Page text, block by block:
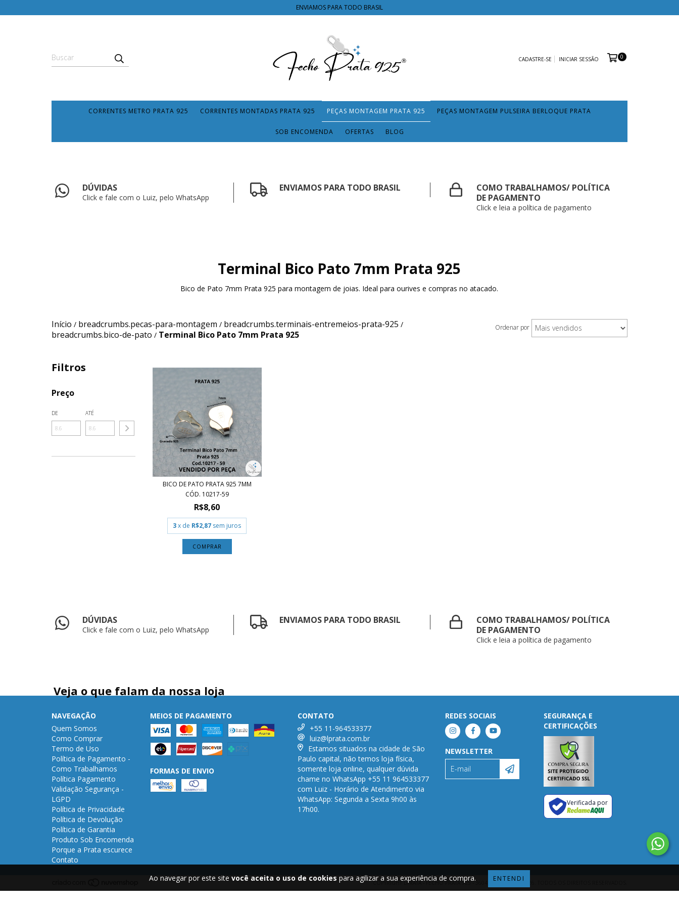
Ao navegar por este site você aceita o uso de cookies para agilizar a sua experiência de compra. ENTENDI
ENVIAMOS PARA TODO BRASIL
CADASTRE-SE INICIAR SESSÃO 0
CORRENTES METRO PRATA 925 CORRENTES MONTADAS PRATA 925 PEÇAS MONTAGEM PRATA 925 PEÇAS MONTAGEM PULSEIRA BERLOQUE PRATA
SOB ENCOMENDA OFERTAS BLOG
DÚVIDAS
Click e fale com o Luiz, pelo WhatsApp
ENVIAMOS PARA TODO BRASIL
COMO TRABALHAMOS/ POLÍTICA
DE PAGAMENTO
Click e leia a política de pagamento
Terminal Bico Pato 7mm Prata 925
Bico de Pato 7mm Prata 925 para montagem de joias. Ideal para ourives e compras no atacado.
Início / breadcrumbs.pecas-para-montagem / breadcrumbs.terminais-entremeios-prata-925 /
breadcrumbs.bico-de-pato / Terminal Bico Pato 7mm Prata 925
Ordenar por
Filtros
Preço
DE ATÉ
BICO DE PATO PRATA 925 7MM
CÓD. 10217-59
R$8,60
3x de R$2,87 sem juros
DÚVIDAS
Click e fale com o Luiz, pelo WhatsApp
ENVIAMOS PARA TODO BRASIL
COMO TRABALHAMOS/ POLÍTICA
DE PAGAMENTO
Click e leia a política de pagamento
Veja o que falam da nossa loja
NAVEGAÇÃO
Quem Somos
Como Comprar
Termo de Uso
Política de Pagamento -
Como Trabalhamos
Política Pagamento
Validação Segurança -
LGPD
Política de Privacidade
Política de Devolução
Política de Garantia
Produto Sob Encomenda
Porque a Prata escurece
Contato
MEIOS DE PAGAMENTO
FORMAS DE ENVIO
CONTATO
+55 11-964533377
luiz@lprata.com.br
Estamos situados na cidade de São
Paulo capital, não temos loja física,
somente loja online, qualquer dúvida
chame no WhatsApp +55 11 964533377
com Luiz - Horário de Atendimento via
WhatsApp: Segunda a Sexta 9h00 às
17h00.
REDES SOCIAIS
NEWSLETTER
SEGURANÇA E
CERTIFICAÇÕES
Verificada por
COPYRIGHT LPRATA - FECHO PRATA 925 - 36043878000151 - 2026. TODOS OS DIREITOS RESERVADOS.